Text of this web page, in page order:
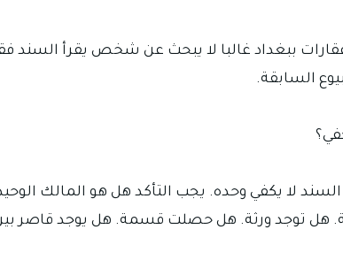
ببغداد غالبا لا يبحث عن شخص يقرأ
السابقة.
السند لا يكفي وحده. يجب التأكد هل هو المالك
هل توجد ورثة. هل حصلت قسمة. هل يوجد قاصر